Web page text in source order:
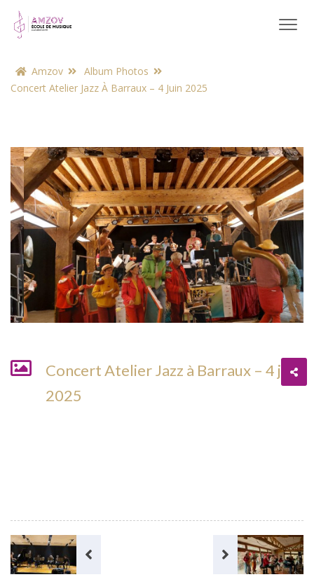
Amzov
Album Photos
Concert Atelier Jazz À Barraux – 4 Juin 2025
Concert Atelier Jazz à Barraux – 4 juin
2025